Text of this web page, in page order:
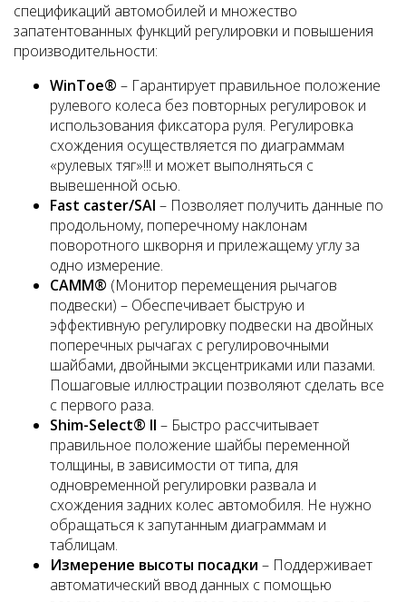
спецификаций автомобилей и множество
запатентованных функций регулировки и повышения
производительности:
WinToe® – Гарантирует правильное положение
рулевого колеса без повторных регулировок и
использования фиксатора руля. Регулировка
схождения осуществляется по диаграммам
«рулевых тяг»!!! и может выполняться с
вывешенной осью.
Fast caster/SAI – Позволяет получить данные по
продольному, поперечному наклонам
поворотного шкворня и прилежащему углу за
одно измерение.
CAMM® (Монитор перемещения рычагов
подвески) – Обеспечивает быструю и
эффективную регулировку подвески на двойных
поперечных рычагах с регулировочными
шайбами, двойными эксцентриками или пазами.
Пошаговые иллюстрации позволяют сделать все
с первого раза.
Shim-Select® II – Быстро рассчитывает
правильное положение шайбы переменной
толщины, в зависимости от типа, для
одновременной регулировки развала и
схождения задних колес автомобиля. Не нужно
обращаться к запутанным диаграммам и
таблицам.
Измерение высоты посадки – Поддерживает
автоматический ввод данных с помощью